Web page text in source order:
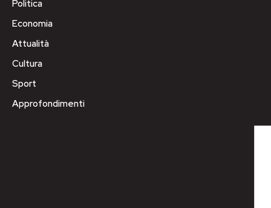
Politica
Economia
Attualità
Cultura
Sport
Approfondimenti